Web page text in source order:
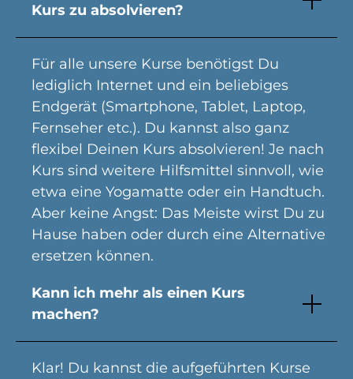
Kurs zu absolvieren?
Für alle unsere Kurse benötigst Du
lediglich Internet und ein beliebiges
Endgerät (Smartphone, Tablet, Laptop,
Fernseher etc.). Du kannst also ganz
flexibel Deinen Kurs absolvieren! Je nach
Kurs sind weitere Hilfsmittel sinnvoll, wie
etwa eine Yogamatte oder ein Handtuch.
Aber keine Angst: Das Meiste wirst Du zu
Hause haben oder durch eine Alternative
ersetzen können.
Kann ich mehr als einen Kurs
machen?
Klar! Du kannst die aufgeführten Kurse